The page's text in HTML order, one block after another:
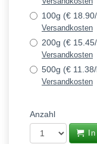
100g (€
Versandkosten
200g (€
Versandkosten
500g (€
Versandkosten
Anzahl
In